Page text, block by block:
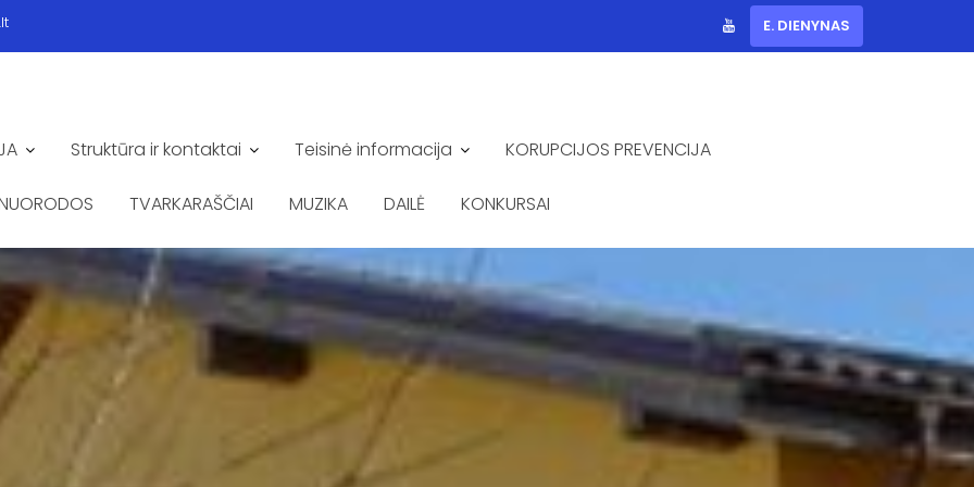
E. DIENYNAS
Struktūra ir kontaktai Teisinė informacija KORUPCIJOS PREVENCIJA
TVARKARAŠČIAI MUZIKA DAILĖ KONKURSAI